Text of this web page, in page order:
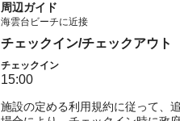
周辺ガイド
海雲台ビーチに近接
チェックイン/チェックアウト
チェックイン
15:00
施設の定める利用規約に従って、